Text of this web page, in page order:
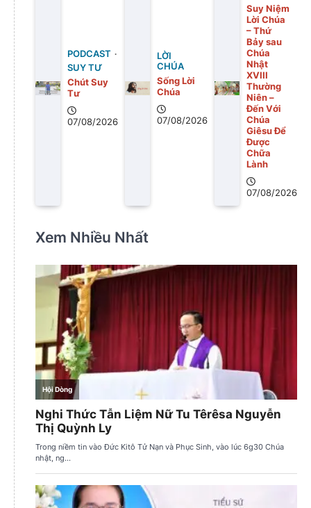
PODCAST
SUY TƯ
Chút Suy
Tư
07/08/2026
LỜI
CHÚA
Sống Lời
Chúa
07/08/2026
Suy Niệm
Lời Chúa
– Thứ
Bảy sau
Chúa
Nhật
XVIII
Thường
Niên –
Đến Với
Chúa
Giêsu Để
Được
Chữa
Lành
07/08/2026
Xem Nhiều Nhất